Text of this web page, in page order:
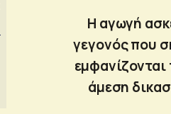
Η αγωγή
γεγονός που
εμφανίζονται
άμεση